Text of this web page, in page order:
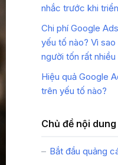
nhắc trước khi
Chi phí Google
yếu tố nào? Vì
người tốn rất nhiều
Hiệu quả Google
trên yếu tố nào?
Chủ đề nội dung
Bắt đầu quảng